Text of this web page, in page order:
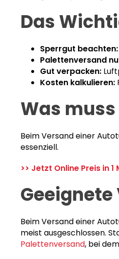
Das
Sperrgut beachten:
Palettenversand
Gut verpacken:
Kosten kalkulieren:
Was
Beim Versand einer
essenziell.
>> Jetzt Online Preis in
Beim Versand einer
meist ausgeschlossen.
Palettenversand, bei